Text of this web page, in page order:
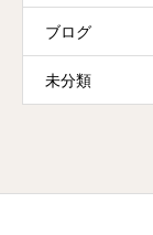
ブログ
未分類